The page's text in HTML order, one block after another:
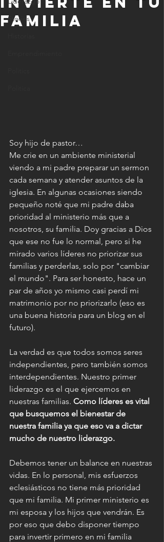
Stories
familia
Soy hijo de pastor…
Me crie en un ambiente ministerial
viendo a mi padre preparar un sermon
cada semana y atender asuntos de la
iglesia. En algunas ocasiones siendo
pequeño noté que mi padre daba
prioridad al ministerio más que a
nosotros, su familia. Doy gracias a Dios
que ese no fue lo normal, pero si he
mirado varios líderes no priorizar sus
familias y perderlas, solo por "cambiar
el mundo". Para ser honesto, hace un
par de años yo mismo casi perdí mi
matrimonio por no priorizarlo (eso es
una buena historia para un blog en el
futuro).
La verdad es que todos somos seres
independientes, pero también somos
interdependientes. Nuestro primer
liderazgo es el que ejercemos en
nuestras familias. Como líderes es vital
que busquemos el bienestar de
nuestra familia ya que eso va a dictar
mucho de nuestro liderazgo.
Debemos tener un balance en nuestras
vidas. En lo personal, mis esfuerzos
eclesiásticos no tiene más prioridad
que mi familia. Mi primer ministerio es
mi esposa y los hijos que vendrán. Es
por eso que debo disponer tiempo
para invertir primero en mi familia